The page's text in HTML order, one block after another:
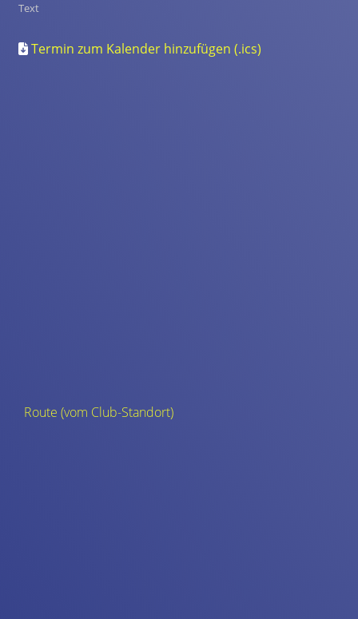
Text
Termin zum Kalender hinzufügen (.ics)
Route (vom Club-Standort)